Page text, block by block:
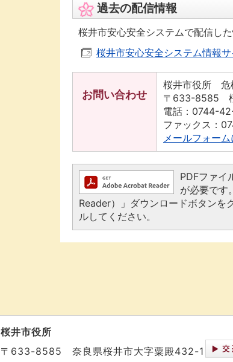
過去の配信情報
桜井市安心安全システムで配信し
桜井市安心安全システム情報サ
お問い合わせ
桜井市役所 危
〒633-8585
電話：0744-42-
ファックス：
メールフォー
PDFファイ
が必要です
Reader）」ダウンロードボタンを
ルしてください。
桜井市役所
〒633-8585 奈良県桜井市大字粟殿432-1